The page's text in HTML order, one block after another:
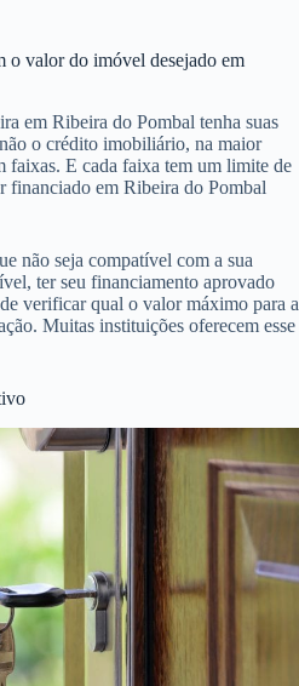
o valor do imóvel desejado em
em Ribeira do Pombal tenha suas
o crédito imobiliário, na maior
faixas. E cada faixa tem um limite de
financiado em Ribeira do Pombal
não seja compatível com a sua
ter seu financiamento aprovado
verificar qual o valor máximo para a
Muitas instituições oferecem esse